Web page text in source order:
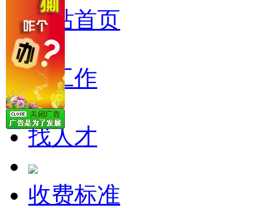
网站首页
找工作
找人才
收费标准